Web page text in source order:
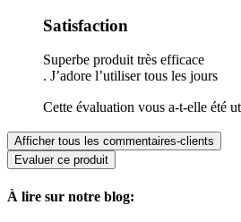
Satisfaction
Superbe produit très efficace
. J’adore l’utiliser tous les jours
Cette évaluation vous a-t-elle été
Afficher tous les commentaires-clients
Evaluer ce produit
À lire sur notre blog: